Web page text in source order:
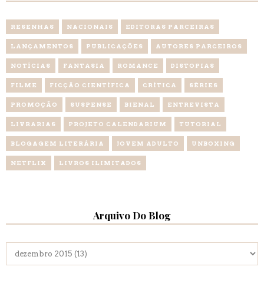
RESENHAS NACIONAIS EDITORAS PARCEIRAS
LANÇAMENTOS PUBLICAÇÕES AUTORES PARCEIROS
NOTÍCIAS FANTASIA ROMANCE DISTOPIAS
FILME FICÇÃO CIENTÍFICA CRÍTICA SÉRIES
PROMOÇÃO SUSPENSE BIENAL ENTREVISTA
LIVRARIAS PROJETO CALENDARIUM TUTORIAL
BLOGAGEM LITERÁRIA JOVEM ADULTO UNBOXING
NETFLIX LIVROS ILIMITADOS
Arquivo Do Blog